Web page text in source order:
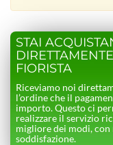
STAI
FIORISTA
Riceviamo noi
l’ordine che il
importo. Questo ci
realizzare il servizio
migliore dei modi,
soddisfazione.